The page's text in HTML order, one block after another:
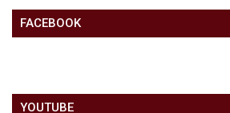
FACEBOOK
YOUTUBE